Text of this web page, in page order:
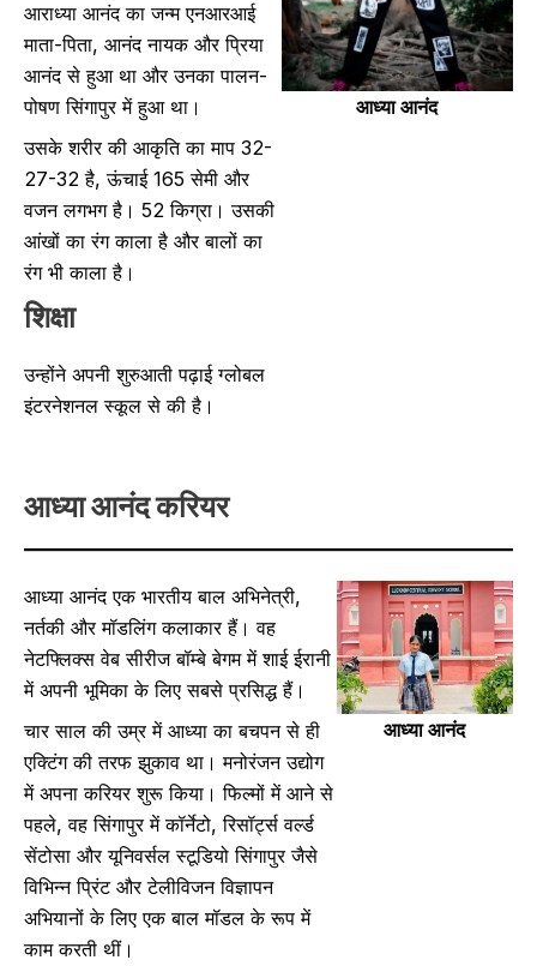
आराध्या आनंद का जन्म एनआरआई
माता-पिता, आनंद नायक और प्रिया
आनंद से हुआ था और उनका पालन-
पोषण सिंगापुर में हुआ था।
उसके शरीर की आकृति का माप 32-
27-32 है, ऊंचाई 165 सेमी और
वजन लगभग है। 52 किग्रा। उसकी
आंखों का रंग काला है और बालों का
रंग भी काला है।
शिक्षा
उन्होंने अपनी शुरुआती पढ़ाई ग्लोबल
इंटरनेशनल स्कूल से की है।
आध्या आनंद
आध्या आनंदकरियर
आध्या आनंद एक भारतीय बाल अभिनेत्री,
नर्तकी और मॉडलिंग कलाकार हैं। वह
नेटफ्लिक्स वेब सीरीज बॉम्बे बेगम में शाई ईरानी
में अपनी भूमिका के लिए सबसे प्रसिद्ध हैं।
चार साल की उम्र में आध्या का बचपन से ही
एक्टिंग की तरफ झुकाव था। मनोरंजन उद्योग
में अपना करियर शुरू किया। फिल्मों में आने से
पहले, वह सिंगापुर में कॉर्नेटो, रिसॉर्ट्स वर्ल्ड
सेंटोसा और यूनिवर्सल स्टूडियो सिंगापुर जैसे
विभिन्न प्रिंट और टेलीविजन विज्ञापन
अभियानों के लिए एक बाल मॉडल के रूप में
काम करती थीं।
आध्या आनंद